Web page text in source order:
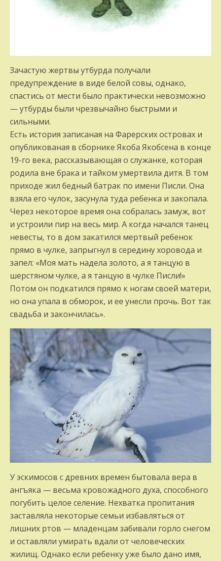
Зачастую жертвы утбурда получали
предупреждение в виде белой совы, однако,
спастись от мести было практически невозможно
— утбурды были чрезвычайно быстрыми и
сильными.
Есть история записаная на Фарерских островах и
опубликованая в сборнике Якоба Якобсена в конце
19-го века, рассказывающая о служанке, которая
родила вне брака и тайком умертвила дитя. В том
приходе жил бедный батрак по имени Писли. Она
взяла его чулок, засунула туда ребенка и закопала.
Через некоторое время она собралась замуж, вот
и устроили пир на весь мир. А когда начался танец
невесты, то в дом закатился мертвый ребенок
прямо в чулке, запрыгнул в середину хоровода и
запел: «Моя мать надела золото, а я танцую в
шерстяном чулке, а я танцую в чулке Писли!»
Потом он подкатился прямо к ногам своей матери,
но она упала в обморок, и ее унесли прочь. Вот так
свадьба и закончилась».
У эскимосов с древних времен бытовала вера в
ангъяка — весьма кровожадного духа, способного
погубить целое селение. Нехватка пропитания
заставляла некоторые семьи избавляться от
лишних ртов — младенцам забивали горло снегом
и оставляли умирать вдали от человеческих
жилищ. Однако если ребенку уже было дано имя,